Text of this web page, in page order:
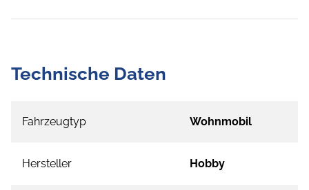
Technische Daten
Fahrzeugtyp Wohnmobil
Hersteller Hobby